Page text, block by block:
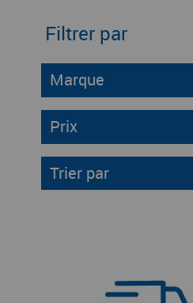
Filtrer par
Marque
Prix
Trier par